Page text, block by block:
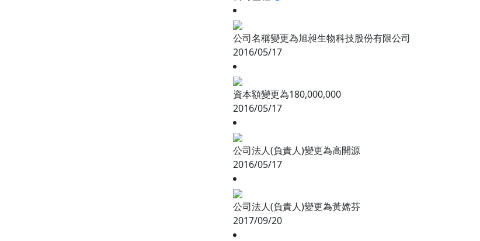
公司名稱變更為旭昶生物科技股份有限公司
2016/05/17
資本額變更為180,000,000
2016/05/17
公司法人(負責人)變更為高開源
2016/05/17
公司法人(負責人)變更為黃嫦芬
2017/09/20